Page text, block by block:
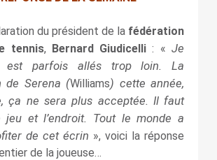
du président de la fédération
tennis, Bernard Giudicelli : «Je
est parfois allés trop loin. La
de Serena (Williams) cette année,
ça ne sera plus acceptée. Il faut
jeu et l’endroit. Tout le monde a
de cet écrin », voici la réponse
de la joueuse…